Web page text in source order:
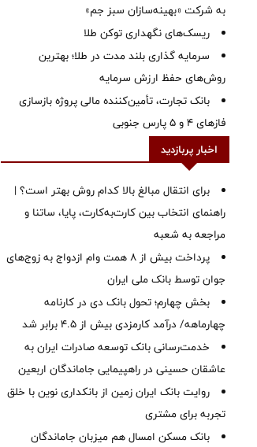
به شرکت «بهینه‌سازان سبز جم»
ریسک‌های نگهداری توکن طلا
سرمایه گذاری بلند مدت در طلا؛ بهترین
روش‌های حفظ ارزش سرمایه
بانک تجارت، تأمین‌کننده مالی پروژه بازسازی
فازهای ۴ و ۵ پارس جنوبی
اخبار پربازدید
برای انتقال مبالغ بالا کدام روش بهتر است؟ |
راهنمای انتخاب بین کارت‌به‌کارت، پایا، ساتنا و
مراجعه به شعبه
پرداخت بیش از ۸ همت وام ازدواج به زوج‌های
جوان توسط بانک ملی ایران
بخش چهارم؛ تحول بانک دی در کارنامه
چهارماهه/ درآمد کارمزدی بیش از ۴.۵ برابر شد
خدمت‌رسانی بانک توسعه صادرات ایران به
عاشقان حسینی در راهپیمایی جاماندگان اربعین
روایت بانک ایران زمین از بانکداری نوین با خلق
تجربه برای مشتری
بانک مسکن امسال هم میزبان جاماندگان